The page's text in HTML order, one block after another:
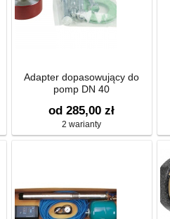
Adapter dopasowujący do
pomp DN 40
od 285,00 zł
2 warianty